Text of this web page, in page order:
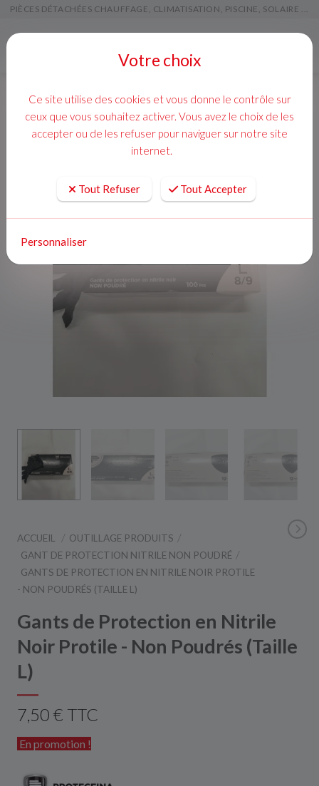
PIÈCES DÉTACHÉES CHAUFFAGE, CLIMATISATION, PISCINE, SOLAIRE ...
ACCUEIL
OUTILLAGE PRODUITS
GANT DE PROTECTION NITRILE NON POUDRÉ
GANTS DE PROTECTION EN NITRILE NOIR PROTILE
- NON POUDRÉS (TAILLE L)
Gants de Protection en Nitrile
Noir Protile - Non Poudrés (Taille
L)
7,50 € TTC
En promotion !
Votre choix
Ce site utilise des cookies et vous donne le contrôle sur
ceux que vous souhaitez activer. Vous avez le choix de les
accepter ou de les refuser pour naviguer sur notre site
internet.
Tout Refuser Tout Accepter
Personnaliser